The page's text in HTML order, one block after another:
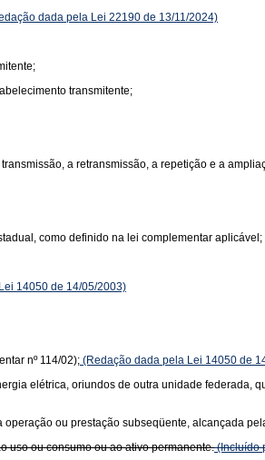
dada pela Lei 22190 de 13/11/2024)
transmitente;
a retransmissão, a repetição e a
como definido na lei complementar aplicável;
14050 de 14/05/2003)
nº 114/02); (Redação dada pela Lei 14050 de
elétrica, oriundos de outra unidade federada,
ou prestação subseqüente, alcançada
uso ou consumo ou ao ativo permanente.(Incluído